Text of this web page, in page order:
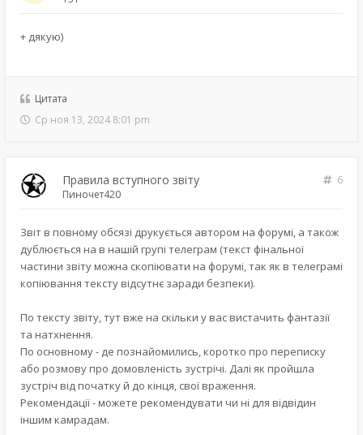
+ дякую)
Цитата
Ср ноя 13, 2024 8:01 pm
Правила вступного звіту
6
Пиночет420
Звіт в повному обсязі друкується автором на форумі, а також
дублюється на в нашій групі телеграм (текст фінальної
частини звіту можна скопіювати на форумі, так як в телеграмі
копіювання тексту відсутнє заради безпеки).
По тексту звіту, тут вже на скільки у вас вистачить фантазії
та натхнення.
По основному - де познайомились, коротко про переписку
або розмову про домовленість зустрічі. Далі як пройшла
зустріч від початку й до кінця, свої враження.
Рекомендації - можете рекомендувати чи ні для відвідин
іншим камрадам.